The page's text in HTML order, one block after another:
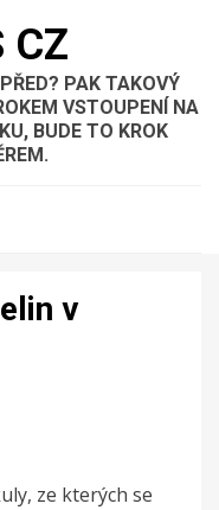
CZ
PAK TAKOVÝ
VSTOUPENÍ NA
BUDE TO KROK
v
ze kterých se